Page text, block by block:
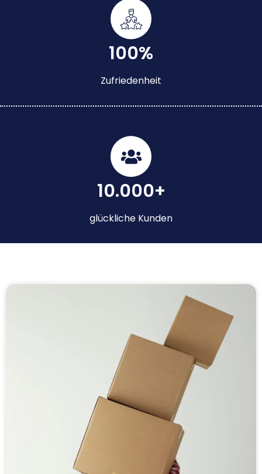
100%
Zufriedenheit
10.000+
glückliche Kunden